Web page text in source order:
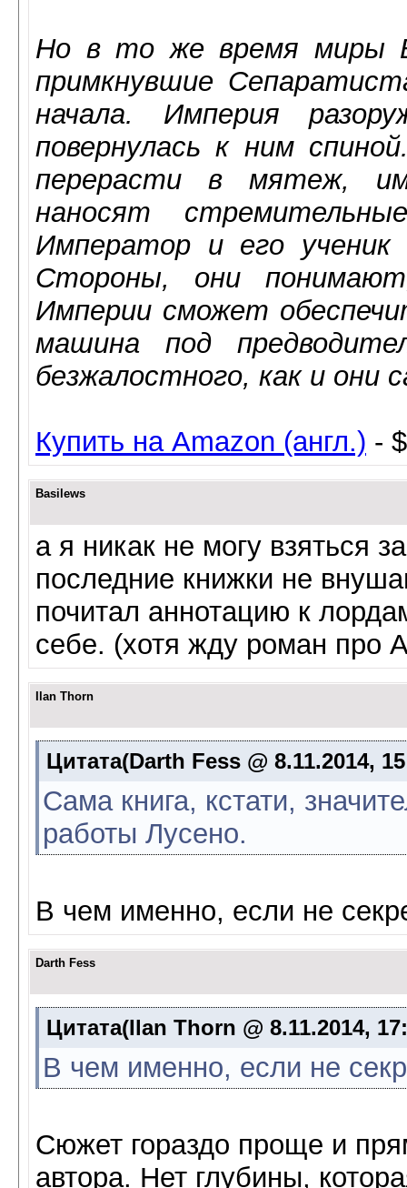
Но в то же время миры
примкнувшие
начала. Империя
повернулась к ним
перерасти в мятеж,
наносят
Император и его
Стороны, они
Империи сможет
машина под
безжалостного, как и они
Купить на Amazon (англ.) -
Basilews
а я никак не могу взяться
последние книжки не
почитал аннотацию к
себе. (хотя жду роман про
Ilan Thorn
Цитата(Darth Fess @ 8.11.2014,
Сама книга, кстати,
работы Лусено.
В чем именно, если не
Darth Fess
Цитата(Ilan Thorn @ 8.11.2014,
В чем именно, если не
Сюжет гораздо проще и
автора. Нет глубины,